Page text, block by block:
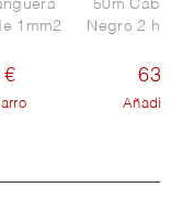
1mm2
€
50m
Negro 2
Añadir